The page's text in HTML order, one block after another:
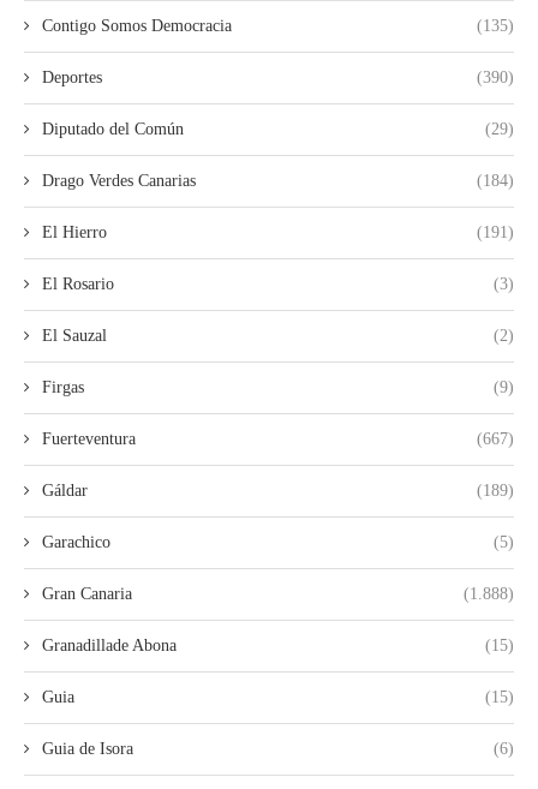
Contigo Somos Democracia (135)
Deportes (390)
Diputado del Común (29)
Drago Verdes Canarias (184)
El Hierro (191)
El Rosario (3)
El Sauzal (2)
Firgas (9)
Fuerteventura (667)
Gáldar (189)
Garachico (5)
Gran Canaria (1.888)
Granadillade Abona (15)
Guia (15)
Guia de Isora (6)